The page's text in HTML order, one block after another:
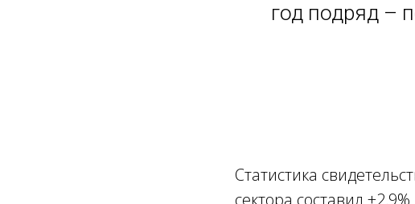
год подряд –
Статистика
сектора составил